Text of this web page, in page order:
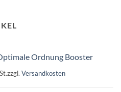
Ordnung Booster
zzgl. Versandkosten